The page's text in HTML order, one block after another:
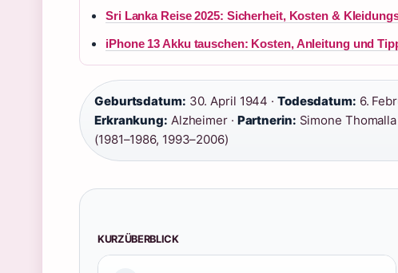
Sri Lanka Reise 2025: Sicherheit, Kosten &
iPhone 13 Akku tauschen: Kosten, Anleitung und
Geburtsdatum: 30. April 1944 · Todesdatum: 6.
Erkrankung: Alzheimer · Partnerin: Simone Thomalla
(1981–1986, 1993–2006)
KURZÜBERBLICK